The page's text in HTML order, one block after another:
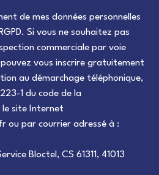
de mes données personnelles
Si vous ne souhaitez pas
commerciale par voie
vous inscrire gratuitement
au démarchage téléphonique,
1 du code de la
le site Internet
ou par courrier adressé à :
Bloctel, CS 61311, 41013